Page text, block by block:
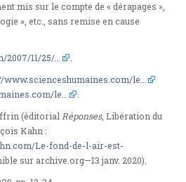
mis sur le compte de « dérapages »,
», etc., sans remise en cause
11/25/... .
www.scienceshumaines.com/le...
le... .
(éditorialRéponses, Libération du
Kahn :
Le-fond-de-l-air-est-
sur archive.org—13 janv. 2020).